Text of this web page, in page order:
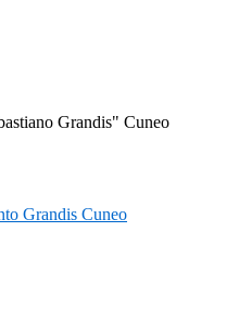
Grandis" Cuneo